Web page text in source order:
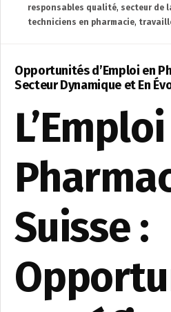
responsables qualité, secteur de
techniciens en pharmacie,
Opportunités d’Emploi en
Secteur Dynamique et En
Suisse :